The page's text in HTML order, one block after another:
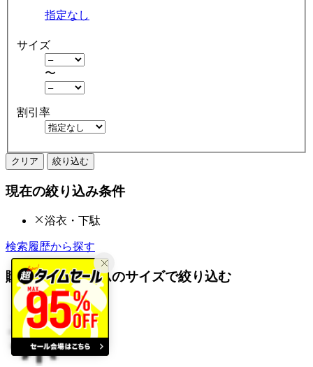
指定なし
サイズ
〜
割引率
クリア 絞り込む
現在の絞り込み条件
浴衣・下駄
検索履歴から探す
購入済みアイテムのサイズで絞り込む